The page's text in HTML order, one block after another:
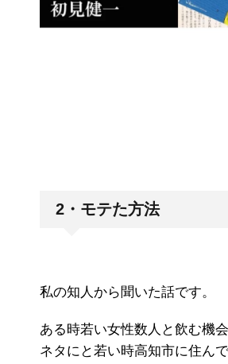
2・モテた方法
私の知人から聞いた話です。
ある時若い女性数人と飲む機
ネタにと若い時高知市に住ん